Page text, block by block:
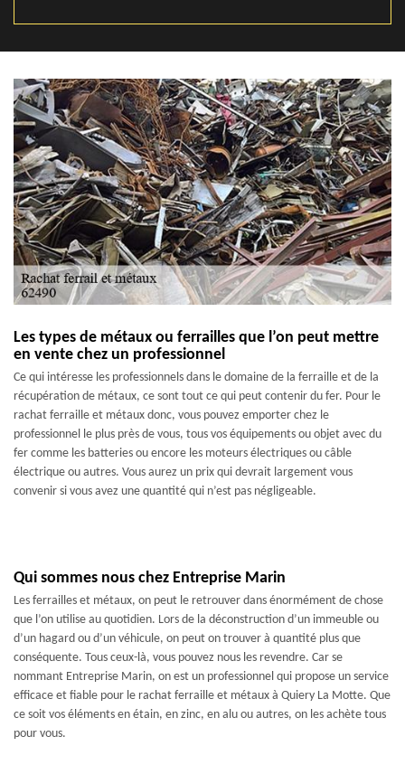
Les types de métaux ou ferrailles que l’on peut mettre
en vente chez un professionnel
Ce qui intéresse les professionnels dans le domaine de la ferraille et de la
récupération de métaux, ce sont tout ce qui peut contenir du fer. Pour le
rachat ferraille et métaux donc, vous pouvez emporter chez le
professionnel le plus près de vous, tous vos équipements ou objet avec du
fer comme les batteries ou encore les moteurs électriques ou câble
électrique ou autres. Vous aurez un prix qui devrait largement vous
convenir si vous avez une quantité qui n’est pas négligeable.
Qui sommes nous chez Entreprise Marin
Les ferrailles et métaux, on peut le retrouver dans énormément de chose
que l’on utilise au quotidien. Lors de la déconstruction d’un immeuble ou
d’un hagard ou d’un véhicule, on peut on trouver à quantité plus que
conséquente. Tous ceux-là, vous pouvez nous les revendre. Car se
nommant Entreprise Marin, on est un professionnel qui propose un service
efficace et fiable pour le rachat ferraille et métaux à Quiery La Motte. Que
ce soit vos éléments en étain, en zinc, en alu ou autres, on les achète tous
pour vous.